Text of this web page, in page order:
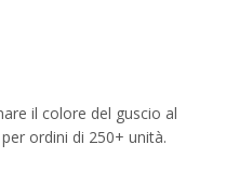
il colore del guscio al
ordini di 250+ unità.